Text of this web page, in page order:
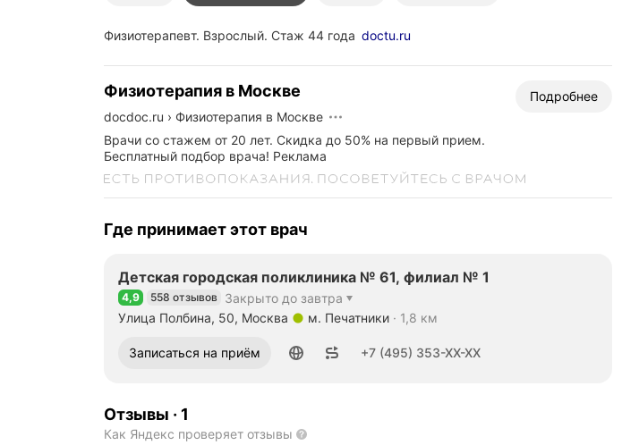
Физиотерапевт. Взрослый. Стаж 44 года doctu.ru
Физиотерапия в Москве
docdoc.ru › Физиотерапия в Москве
Врачи со стажем от 20 лет. Скидка до 50% на первый прием.
Бесплатный подбор врача! Реклама
Подробнее
Где принимает этот врач
Детская городская поликлиника № 61, филиал № 1
Рейтинг 4,9 из 5
4,9 558 отзывов Закрыто до завтра
Улица Полбина, 50, Москва
м. Печатники 1,8 км
Записаться на приём
Номер телефона: +74953531205 +7 (495) 353-XX-XX
Отзывы · 1
Как Яндекс проверяет отзывы